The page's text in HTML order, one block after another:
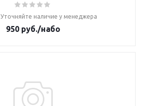
Уточняйте наличие у менеджера
950руб./набо